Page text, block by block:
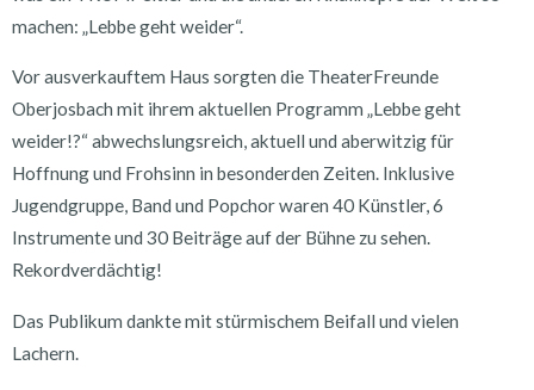
machen: „Lebbe geht weider“.
Vor ausverkauftem Haus sorgten die TheaterFreunde
Oberjosbach mit ihrem aktuellen Programm „Lebbe geht
weider!?“ abwechslungsreich, aktuell und aberwitzig für
Hoffnung und Frohsinn in besonderden Zeiten. Inklusive
Jugendgruppe, Band und Popchor waren 40 Künstler, 6
Instrumente und 30 Beiträge auf der Bühne zu sehen.
Rekordverdächtig!
Das Publikum dankte mit stürmischem Beifall und vielen
Lachern.